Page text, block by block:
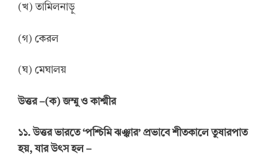
(খ) তামিলনাড়ু
(গ) কেরল
(ঘ) মেঘালয়
উত্তর–(ক) জম্মু ও কাশ্মীর
১১. উত্তর ভারতে ‘পশ্চিমি ঝঞ্ঝার’ প্রভাবে শীতকালে তুষারপাত
হয়, যার উৎস হল –